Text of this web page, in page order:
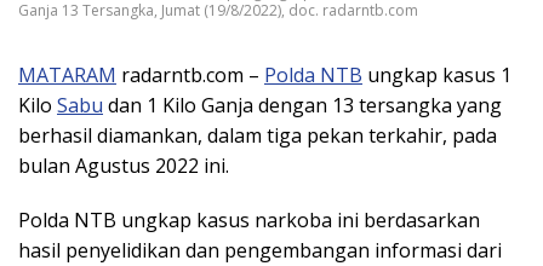
Ganja 13 Tersangka, Jumat (19/8/2022), doc. radarntb.com
MATARAM radarntb.com – Polda NTB ungkap kasus 1
Kilo Sabu dan 1 Kilo Ganja dengan 13 tersangka yang
berhasil diamankan, dalam tiga pekan terkahir, pada
bulan Agustus 2022 ini.
Polda NTB ungkap kasus narkoba ini berdasarkan
hasil penyelidikan dan pengembangan informasi dari